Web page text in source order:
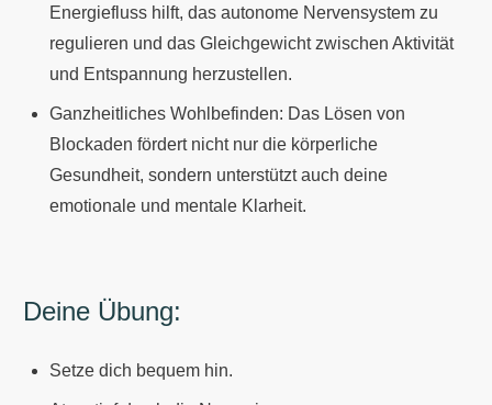
Energiefluss hilft, das autonome Nervensystem zu
regulieren und das Gleichgewicht zwischen Aktivität
und Entspannung herzustellen.
Ganzheitliches Wohlbefinden: Das Lösen von
Blockaden fördert nicht nur die körperliche
Gesundheit, sondern unterstützt auch deine
emotionale und mentale Klarheit.
Deine Übung:
Setze dich bequem hin.